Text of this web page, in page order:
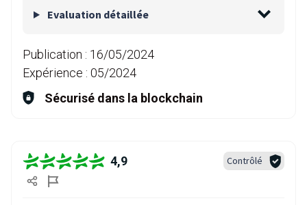
Evaluation détaillée
Publication : 16/05/2024
Expérience : 05/2024
Sécurisé dans la blockchain
4,9 Contrôlé